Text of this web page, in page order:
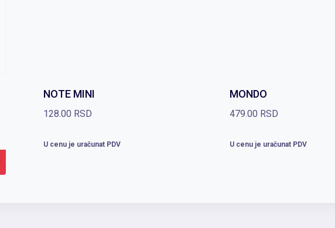
NOTE MINI
128.00 RSD
U cenu je uračunat PDV
MONDO
479.00 RSD
U cenu je uračunat PDV